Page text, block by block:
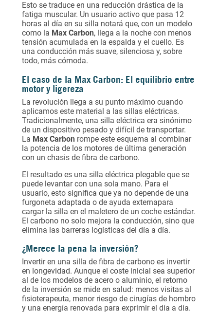
Esto se traduce en una reducción drástica de la
fatiga muscular. Un usuario activo que pasa 12
horas al día en su silla notará que, con un modelo
como la Max Carbon, llega a la noche con menos
tensión acumulada en la espalda y el cuello. Es
una conducción más suave, silenciosa y, sobre
todo, más cómoda.
El caso de la Max Carbon: El equilibrio entre
motor y ligereza
La revolución llega a su punto máximo cuando
aplicamos este material a las sillas eléctricas.
Tradicionalmente, una silla eléctrica era sinónimo
de un dispositivo pesado y difícil de transportar.
La Max Carbon rompe este esquema al combinar
la potencia de los motores de última generación
con un chasis de fibra de carbono.
El resultado es una silla eléctrica plegable que se
puede levantar con una sola mano. Para el
usuario, esto significa que ya no depende de una
furgoneta adaptada o de ayuda externapara
cargar la silla en el maletero de un coche estándar.
El carbono no solo mejora la conducción, sino que
elimina las barreras logísticas del día a día.
¿Merece la pena la inversión?
Invertir en una silla de fibra de carbono es invertir
en longevidad. Aunque el coste inicial sea superior
al de los modelos de acero o aluminio, el retorno
de la inversión se mide en salud: menos visitas al
fisioterapeuta, menor riesgo de cirugías de hombro
y una energía renovada para exprimir el día a día.